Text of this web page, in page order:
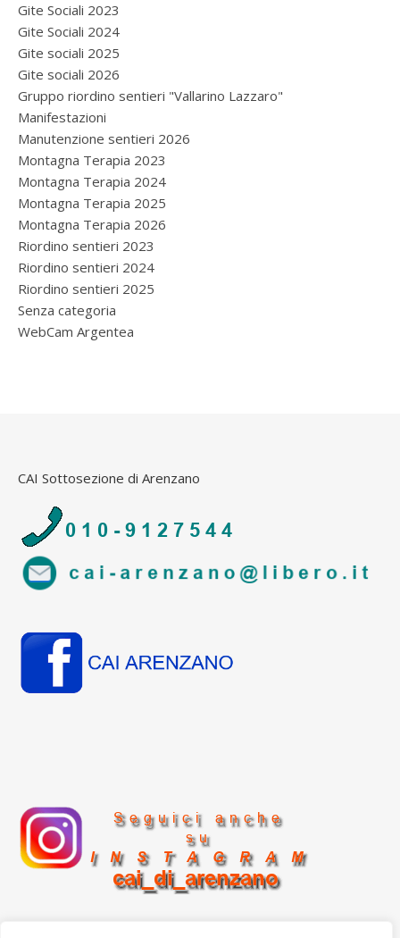
Gite Sociali 2023
Gite Sociali 2024
Gite sociali 2025
Gite sociali 2026
Gruppo riordino sentieri "Vallarino Lazzaro"
Manifestazioni
Manutenzione sentieri 2026
Montagna Terapia 2023
Montagna Terapia 2024
Montagna Terapia 2025
Montagna Terapia 2026
Riordino sentieri 2023
Riordino sentieri 2024
Riordino sentieri 2025
Senza categoria
WebCam Argentea
CAI Sottosezione di Arenzano